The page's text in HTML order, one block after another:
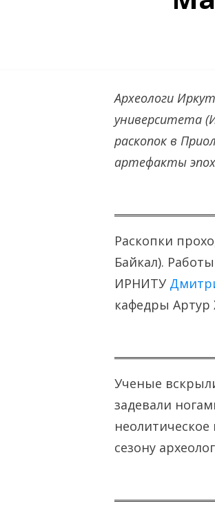
Археологи
университета
раскопок в
артефакты
Раскопки
Байкал).
ИРНИТУ
кафедры Артур
Ученые
задевали
сезону